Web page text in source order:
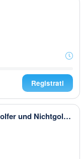
Registrati
Bring a friend Turnier (Golfer und Nichtgolfer)